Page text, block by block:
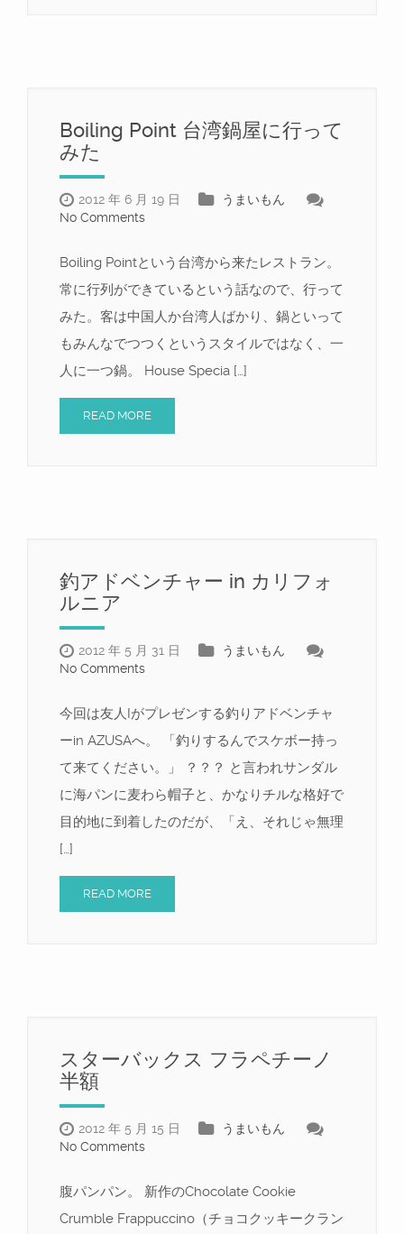
Boiling Point 台湾鍋屋に行って
みた
2012 年 6 月 19 日
うまいもん
No Comments
Boiling Pointという台湾から来たレストラン。
常に行列ができているという話なので、行って
みた。客は中国人か台湾人ばかり、鍋といって
もみんなでつつくというスタイルではなく、一
人に一つ鍋。 House Specia […]
READ MORE
釣アドベンチャー in カリフォ
ルニア
2012 年 5 月 31 日
うまいもん
No Comments
今回は友人Iがプレゼンする釣りアドベンチャ
ーin AZUSAへ。 「釣りするんでスケボー持っ
て来てください。」 ？？？ と言われサンダル
に海パンに麦わら帽子と、かなりチルな格好で
目的地に到着したのだが、「え、それじゃ無理
[…]
READ MORE
スターバックス フラペチーノ
半額
2012 年 5 月 15 日
うまいもん
No Comments
腹パンパン。 新作のChocolate Cookie
Crumble Frappuccino（チョコクッキークラン